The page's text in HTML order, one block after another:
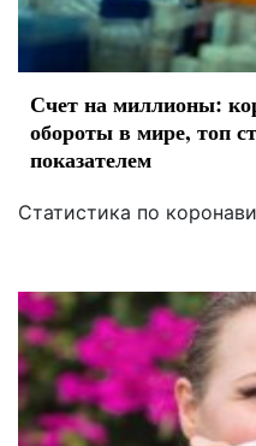
Счет на миллионы:
обороты в мире, топ
показателем
Статистика по